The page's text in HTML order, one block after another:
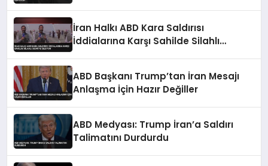
İran Halkı ABD Kara Saldırısı
İddialarına Karşı Sahilde Silahlı
ABD Başkanı Trump’tan İran Mesajı
Anlaşma İçin Hazır Değiller
ABD Medyası: Trump İran’a Saldırı
Talimatını Durdurdu